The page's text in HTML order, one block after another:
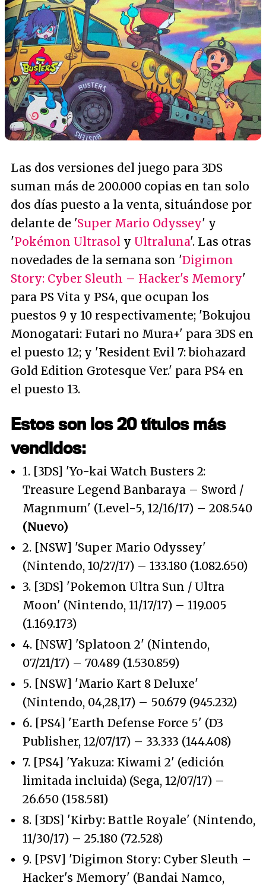
Las dos versiones del juego para 3DS
suman más de 200.000 copias en tan solo
dos días puesto a la venta, situándose por
delante de 'Super Mario Odyssey' y
'Pokémon Ultrasol y Ultraluna'. Las otras
novedades de la semana son 'Digimon
Story: Cyber Sleuth – Hacker's Memory'
para PS Vita y PS4, que ocupan los
puestos 9 y 10 respectivamente; 'Bokujou
Monogatari: Futari no Mura+' para 3DS en
el puesto 12; y 'Resident Evil 7: biohazard
Gold Edition Grotesque Ver.' para PS4 en
el puesto 13.
Estos son los 20 títulos más
vendidos:
1. [3DS] 'Yo-kai Watch Busters 2:
Treasure Legend Banbaraya – Sword /
Magnmum' (Level-5, 12/16/17) – 208.540
(Nuevo)
2. [NSW] 'Super Mario Odyssey'
(Nintendo, 10/27/17) – 133.180 (1.082.650)
3. [3DS] 'Pokemon Ultra Sun / Ultra
Moon' (Nintendo, 11/17/17) – 119.005
(1.169.173)
4. [NSW] 'Splatoon 2' (Nintendo,
07/21/17) – 70.489 (1.530.859)
5. [NSW] 'Mario Kart 8 Deluxe'
(Nintendo, 04,28,17) – 50.679 (945.232)
6. [PS4] 'Earth Defense Force 5' (D3
Publisher, 12/07/17) – 33.333 (144.408)
7. [PS4] 'Yakuza: Kiwami 2' (edición
limitada incluida) (Sega, 12/07/17) –
26.650 (158.581)
8. [3DS] 'Kirby: Battle Royale' (Nintendo,
11/30/17) – 25.180 (72.528)
9. [PSV] 'Digimon Story: Cyber Sleuth –
Hacker's Memory' (Bandai Namco,